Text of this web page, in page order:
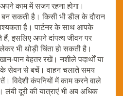
काम में सजग रहना होगा।
बन सकती है। किसी भी डील के दौरान
है। पार्टनर के साथ आपके
इसलिए अपने दांपत्य जीवन पर
भी थोड़ी चिंता हो सकती है।
पान बेहतर रखें। नशीले पदार्थों या
के सेवन से बचें। वाहन चलाते समय
विदेशी कंपनियों में काम करने वाले
दूरी की यात्राएं भी अब अधिक